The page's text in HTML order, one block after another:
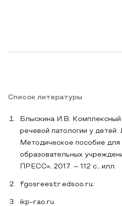
Список литературы
Блыскина И.В. Комплексный
речевой патологии у детей.
Методическое пособие
образовательных
ПРЕСС», 2017. – 112 с., илл.
fgosreestr.edsoo.ru.
ikp-rao.ru.